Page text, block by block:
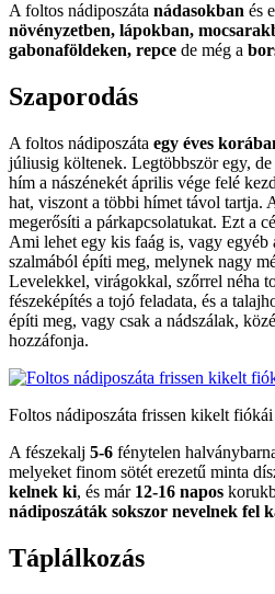
A foltos nádiposzáta nádasokban és
növényzetben, lápokban,
gabonaföldeken, repce de még a
Szaporodás
A foltos nádiposzáta egy éves
júliusig költenek. Legtöbbször egy,
hím a nászénekét április vége felé
hat, viszont a többi hímet távol tartja.
megerősíti a párkapcsolatukat. Ezt a
Ami lehet egy kis faág is, vagy egyéb
szalmából építi meg, melynek nagy
Levelekkel, virágokkal, szőrrel néha
fészeképítés a tojó feladata, és a
építi meg, vagy csak a nádszálak,
hozzáfonja.
Foltos nádiposzáta frissen kikelt fiókái
A fészekalj 5-6 fénytelen
melyeket finom sötét erezetű minta
kelnek ki, és már 12-16 napos
nádiposzáták sokszor nevelnek fel
Táplálkozás